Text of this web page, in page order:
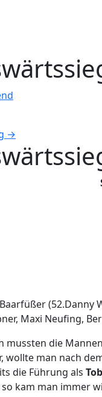
→
(52.Danny
Maxi Neufing,
mussten die
wollte man nach
die Führung als
kam man immer